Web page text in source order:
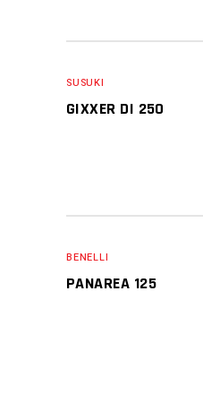
SUSUKI
GIXXER DI 250
BENELLI
PANAREA 125